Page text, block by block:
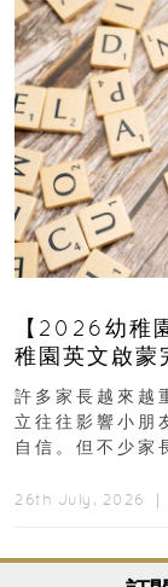
【2026幼稚
稚園英文啟蒙
許多家長越來越
立往往影響小朋
自信。但不少家
26th July, 2026 ｜